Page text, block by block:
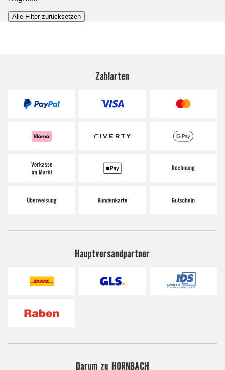
Alle Filter zurücksetzen
Zahlarten
Hauptversandpartner
Darum zu HORNBACH